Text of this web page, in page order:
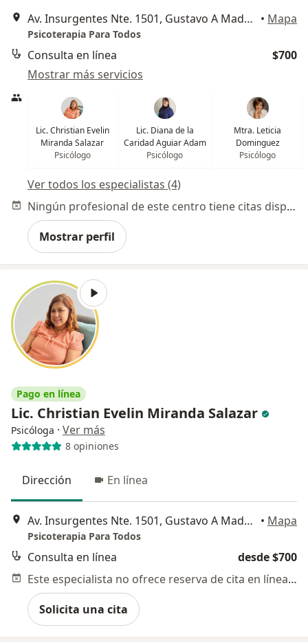
Av. Insurgentes Nte. 1501, Gustavo A Madero • Mapa
Psicoterapia Para Todos
Consulta en línea
$700
Mostrar más servicios
Lic. Christian Evelin
Miranda Salazar
Psicólogo
Lic. Diana de la
Caridad Aguiar Adam
Psicólogo
Mtra. Leticia
Dominguez
Psicólogo
Ver todos los especialistas (4)
Ningún profesional de este centro tiene citas disponibles
Mostrar perfil
Pago en línea
Lic. Christian Evelin Miranda Salazar
Psicóloga · Ver más
8 opiniones
Dirección En línea
Av. Insurgentes Nte. 1501, Gustavo A Madero • Mapa
Psicoterapia Para Todos
Consulta en línea
desde $700
Este especialista no ofrece reserva de cita en línea en esta dirección.
Solicita una cita